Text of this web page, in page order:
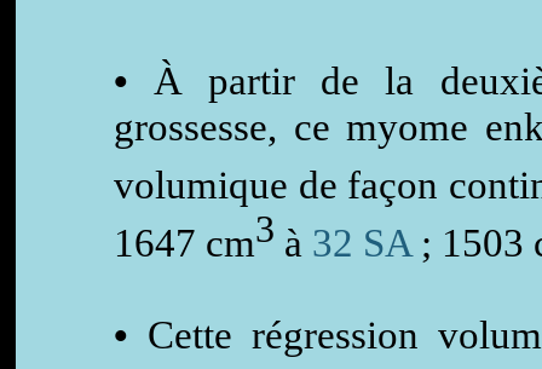
• À partir de la
grossesse, ce myome
volumique de façon
1647 cm3 à 32 SA ; 1503
• Cette régression